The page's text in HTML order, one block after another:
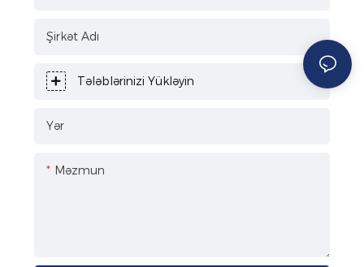
Şirkət Adı
Tələblərinizi Yükləyin
Yər
Məzmun